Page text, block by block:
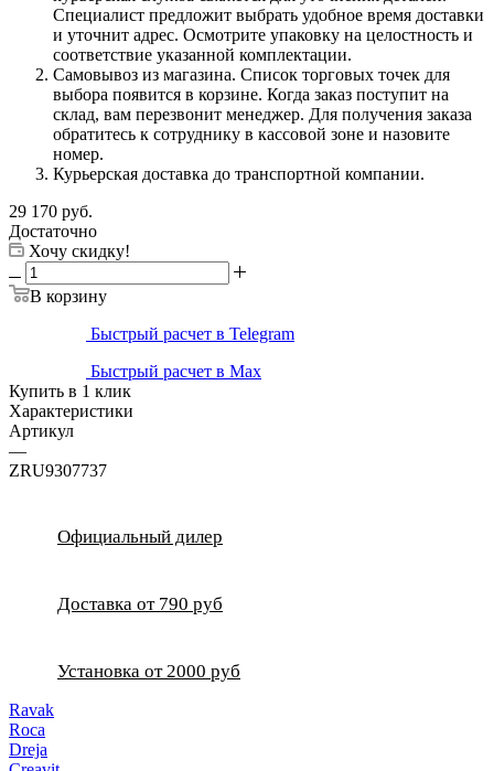
Специалист предложит выбрать удобное время доставки
и уточнит адрес. Осмотрите упаковку на целостность и
соответствие указанной комплектации.
Самовывоз из магазина. Список торговых точек для
выбора появится в корзине. Когда заказ поступит на
склад, вам перезвонит менеджер. Для получения заказа
обратитесь к сотруднику в кассовой зоне и назовите
номер.
Курьерская доставка до транспортной компании.
29 170 руб.
Достаточно
Хочу скидку!
В корзину
Быстрый расчет в Telegram
Быстрый расчет в Max
Купить в 1 клик
Характеристики
Артикул
—
ZRU9307737
Официальный дилер
Доставка от 790 руб
Установка от 2000 руб
Ravak
Roca
Dreja